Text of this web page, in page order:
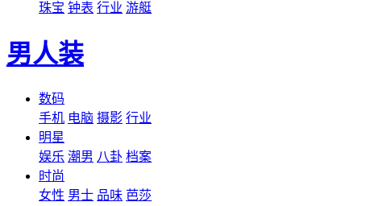
珠宝 钟表 行业 游艇
男人装
数码
手机 电脑 摄影 行业
明星
娱乐 潮男 八卦 档案
时尚
女性 男士 品味 芭莎